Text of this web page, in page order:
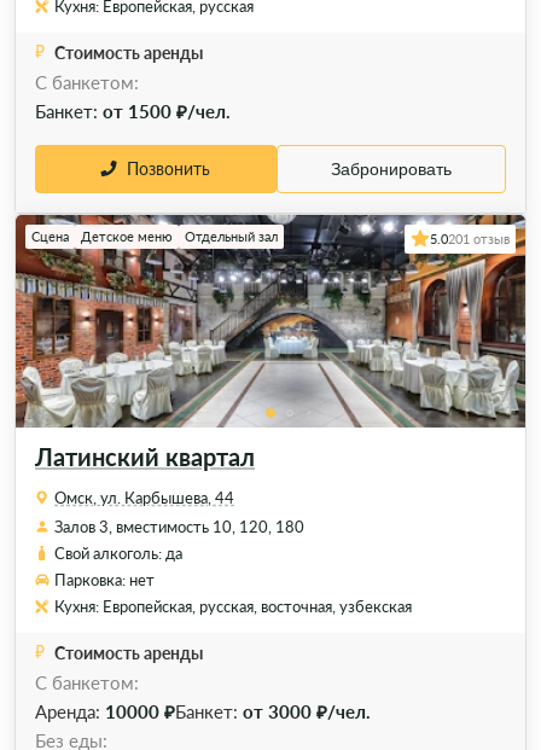
Кухня: Европейская, русская
Стоимость аренды
C банкетом:
Банкет: от 1500 ₽/чел.
Позвонить Забронировать
Латинский квартал
Сцена Детское меню Отдельный зал 5.0201 отзыв
Омск, ул. Карбышева, 44
Залов 3, вместимость 10, 120, 180
Свой алкоголь: да
Парковка: нет
Кухня: Европейская, русская, восточная, узбекская
Стоимость аренды
С банкетом:
Аренда: 10000 ₽Банкет: от 3000 ₽/чел.
Без еды: